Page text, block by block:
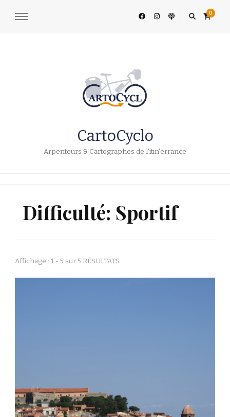
0
CartoCyclo
Arpenteurs & Cartographes de l'itin'errance
Difficulté: Sportif
Affichage : 1 - 5 sur 5 RÉSULTATS